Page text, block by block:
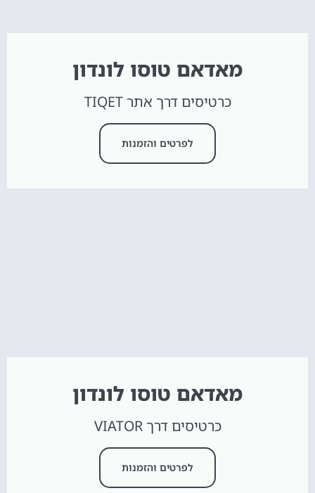
מאדאם טוסו לונדון
כרטיסים דרך אתר TIQET
לפרטים והזמנות
מאדאם טוסו לונדון
כרטיסים דרך VIATOR
לפרטים והזמנות